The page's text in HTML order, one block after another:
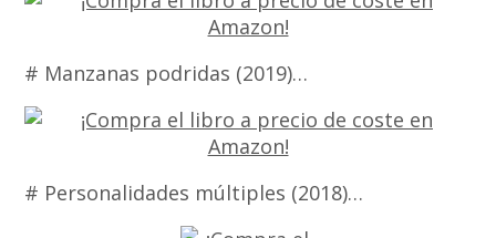
# Manzanas podridas (2019)…
# Personalidades múltiples (2018)…